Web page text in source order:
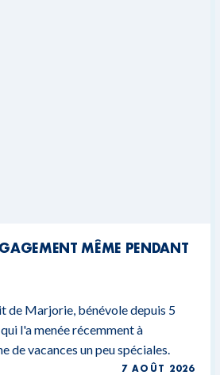
MÊME PENDANT
de Marjorie, bénévole depuis 5
l'a menée récemment à
de vacances un peu spéciales.
7 AOÛT 2026